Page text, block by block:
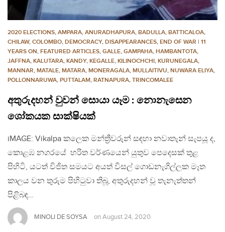
2020 ELECTIONS, AMPARA, ANURADHAPURA, BADULLA, BATTICALOA,
CHILAW, COLOMBO, DEMOCRACY, DISAPPEARANCES, END OF WAR | 11
YEARS ON, FEATURED ARTICLES, GALLE, GAMPAHA, HAMBANTOTA,
JAFFNA, KALUTARA, KANDY, KEGALLE, KILINOCHCHI, KURUNEGALA,
MANNAR, MATALE, MATARA, MONERAGALA, MULLAITIVU, NUWARA ELIYA,
POLLONNARUWA, PUTTALAM, RATNAPURA, TRINCOMALEE
අතුරුදහන් වුවන් සොයා යෑම : නොනැසෙන
ශෝකයක සාක්ෂියක්
iMAGE: Vikalpa කලෙක මන්ත්‍රීවරුන් සඳහා නවාතැන් සැපයූ ද,
කොළඹ නගරයේ හරිත වර්ණයෙන් යුතුව පෙදෙසක් තුළ
පිහිටි, යටත් විජිත සමයට අයත් විසල් ගොඩනැගිල්ලක මෑත
කාලය වන තුරුම පිහිටුවා තිබූ, අතුරුදහන් වූ තැනැත්තන්
පිළිබඳ…
MINOLI DE SOYSA on August 24, 2020